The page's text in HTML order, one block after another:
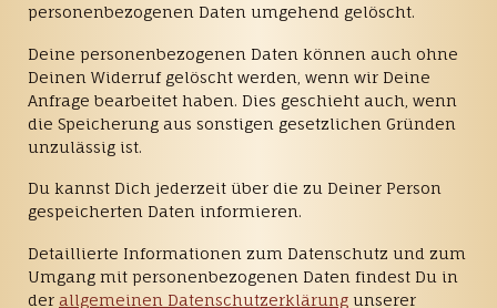
personenbezogenen Daten umgehend gelöscht.
Deine personenbezogenen Daten können auch ohne
Deinen Widerruf gelöscht werden, wenn wir Deine
Anfrage bearbeitet haben. Dies geschieht auch, wenn
die Speicherung aus sonstigen gesetzlichen Gründen
unzulässig ist.
Du kannst Dich jederzeit über die zu Deiner Person
gespeicherten Daten informieren.
Detaillierte Informationen zum Datenschutz und zum
Umgang mit personenbezogenen Daten findest Du in
der allgemeinen Datenschutzerklärung unserer